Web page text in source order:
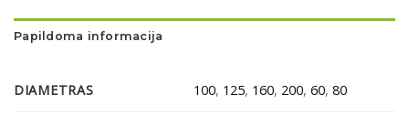
Papildoma informacija
DIAMETRAS 100, 125, 160, 200,60,80